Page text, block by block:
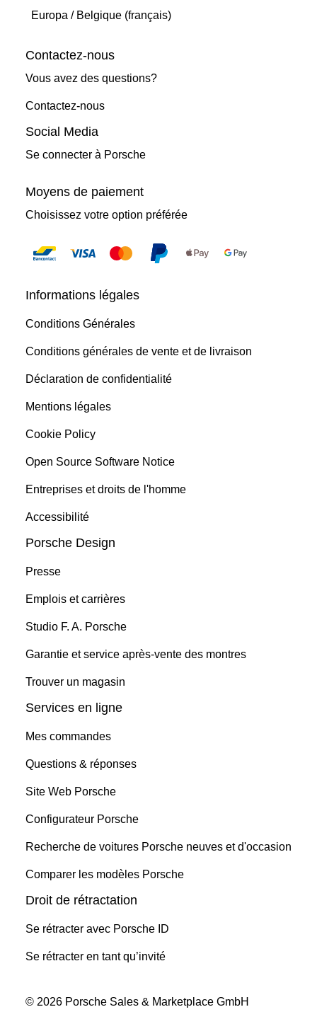
Europa / Belgique (français)
Contactez-nous
Vous avez des questions?
Contactez-nous
Social Media
Se connecter à Porsche
Moyens de paiement
Choisissez votre option préférée
Informations légales
Conditions Générales
Conditions générales de vente et de livraison
Déclaration de confidentialité
Mentions légales
Cookie Policy
Open Source Software Notice
Entreprises et droits de l'homme
Accessibilité
Porsche Design
Presse
Emplois et carrières
Studio F. A. Porsche
Garantie et service après-vente des montres
Trouver un magasin
Services en ligne
Mes commandes
Questions & réponses
Site Web Porsche
Configurateur Porsche
Recherche de voitures Porsche neuves et d'occasion
Comparer les modèles Porsche
Droit de rétractation
Se rétracter avec Porsche ID
Se rétracter en tant qu’invité
© 2026 Porsche Sales & Marketplace GmbH